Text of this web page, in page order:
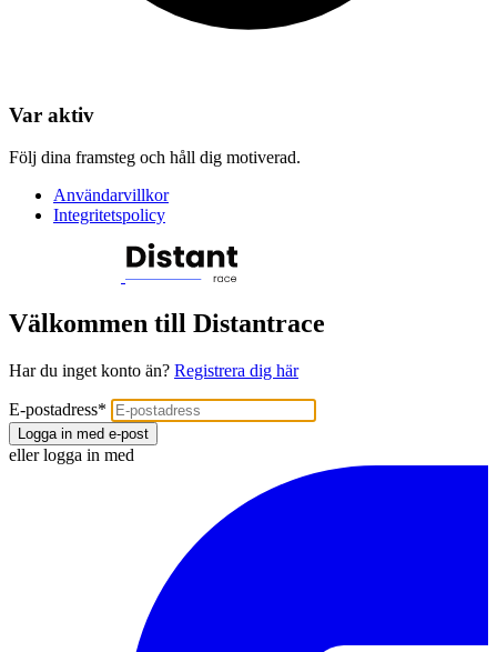
Var aktiv
Följ dina framsteg och håll dig motiverad.
Användarvillkor
Integritetspolicy
Välkommen till Distantrace
Har du inget konto än? Registrera dig här
E-postadress*
Logga in med e-post
eller logga in med